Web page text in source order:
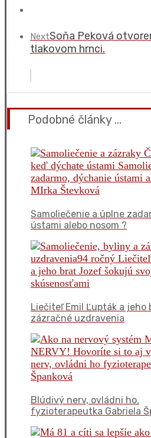
NextSoňa Peková
tlakovom hrnci.
Podobné články ...
Samoliečenie a úplne
ústami alebo nosom ?
Liečiteľ Emil Ľupták a jeho
zázračné uzdravenia
Blúdivý nerv, ovládni ho.
fyzioterapeutka Gabriela